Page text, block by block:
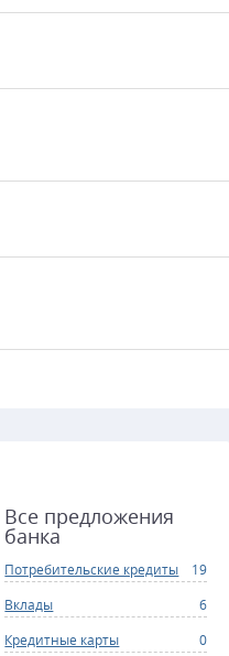
Все предложения
банка
Потребительские кредиты
19
Вклады
6
Кредитные карты
0